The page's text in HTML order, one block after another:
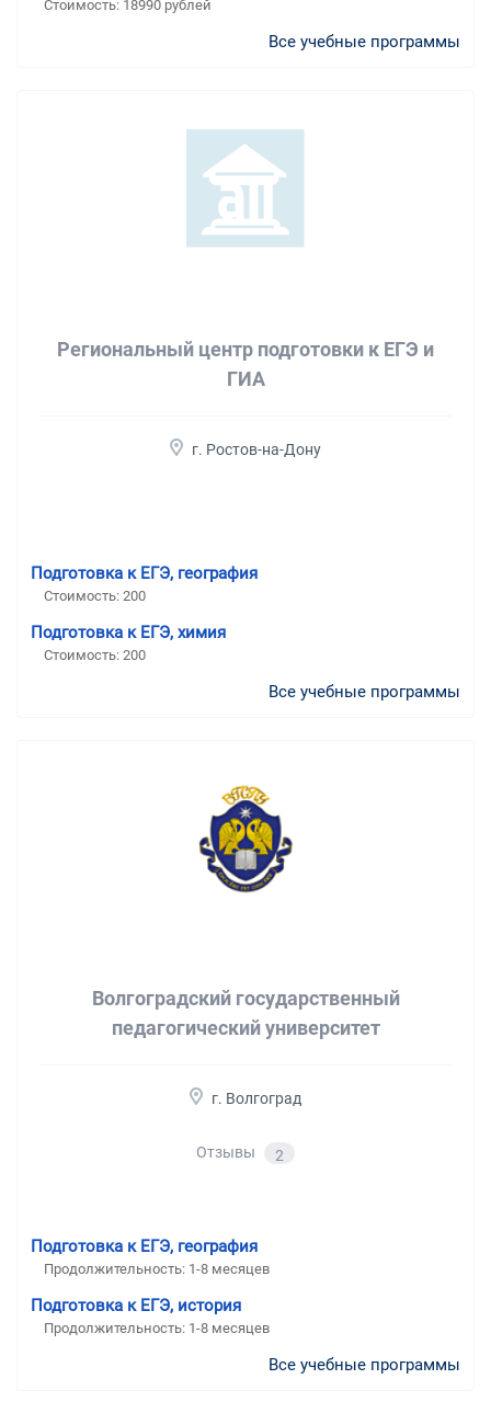
Стоимость: 18990 рублей
Все учебные программы
Региональный центр подготовки к ЕГЭ и
ГИА
г. Ростов-на-Дону
Подготовка к ЕГЭ, география
Стоимость: 200
Подготовка к ЕГЭ, химия
Стоимость: 200
Все учебные программы
Волгоградский государственный
педагогический университет
г. Волгоград
Отзывы 2
Подготовка к ЕГЭ, география
Продолжительность: 1-8 месяцев
Подготовка к ЕГЭ, история
Продолжительность: 1-8 месяцев
Все учебные программы